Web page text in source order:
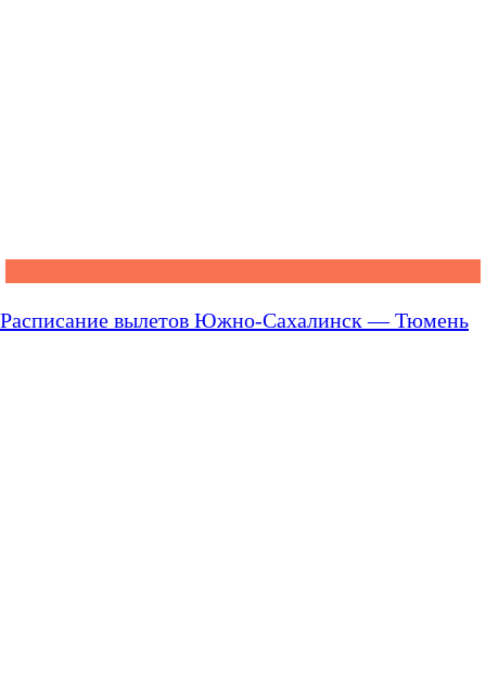
Расписание вылетов Южно-Сахалинск — Тюмень